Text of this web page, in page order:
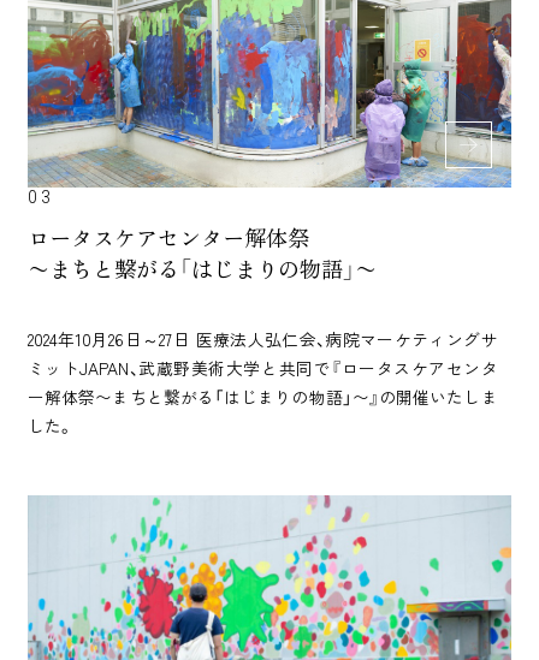
03
ロータスケアセンター解体祭
〜まちと繋がる「はじまりの物語」〜
2024年10月26日～27日 医療法人弘仁会、病院マーケティングサ
ミットJAPAN、武蔵野美術大学と共同で『ロータスケアセンタ
ー解体祭〜まちと繋がる「はじまりの物語」〜』の開催いたしま
した。